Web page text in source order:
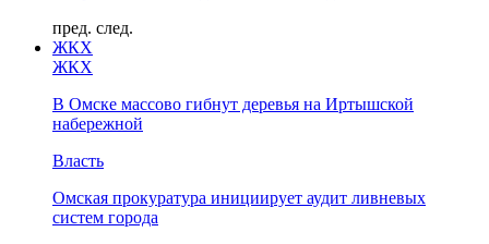
пред. след.
ЖКХ
ЖКХ
В Омске массово гибнут деревья на Иртышской
набережной
Власть
Омская прокуратура инициирует аудит ливневых
систем города